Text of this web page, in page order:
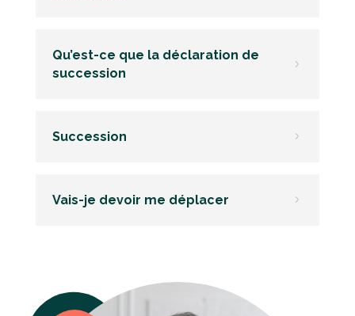
5
Qu’est-ce que la déclaration de
succession
5
Succession
5
Vais-je devoir me déplacer